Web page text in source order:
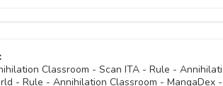
1507
Classroom - Scan ITA - Rule -
- Rule - Annihilation Classroom -